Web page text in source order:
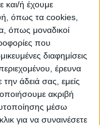
και/ή έχουμε
όπως τα cookies,
όπως μοναδικοί
που
διαφημίσεις
έρευνα
την άδειά σας, εμείς
ακριβή
μέσω
για να συναινέσετε
διαγωνισμού
επιτροπή, η
ανάδειξη
επόμενου
μειοδοσίας.
φανεί αν ο
δεχθεί να